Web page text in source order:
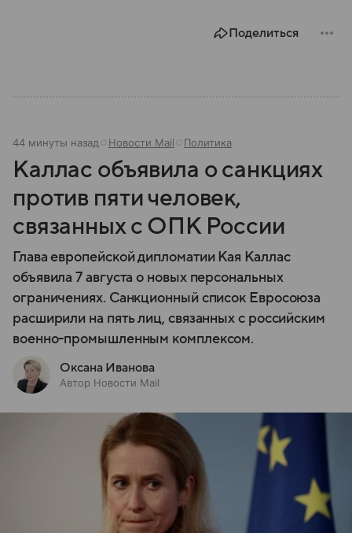
Поделиться
44 минуты назад Новости Mail Политика
Каллас объявила о санкциях
против пяти человек,
связанных с ОПК России
Глава европейской дипломатии Кая Каллас
объявила 7 августа о новых персональных
ограничениях. Санкционный список Евросоюза
расширили на пять лиц, связанных с российским
военно-промышленным комплексом.
Оксана Иванова
Автор Новости Mail